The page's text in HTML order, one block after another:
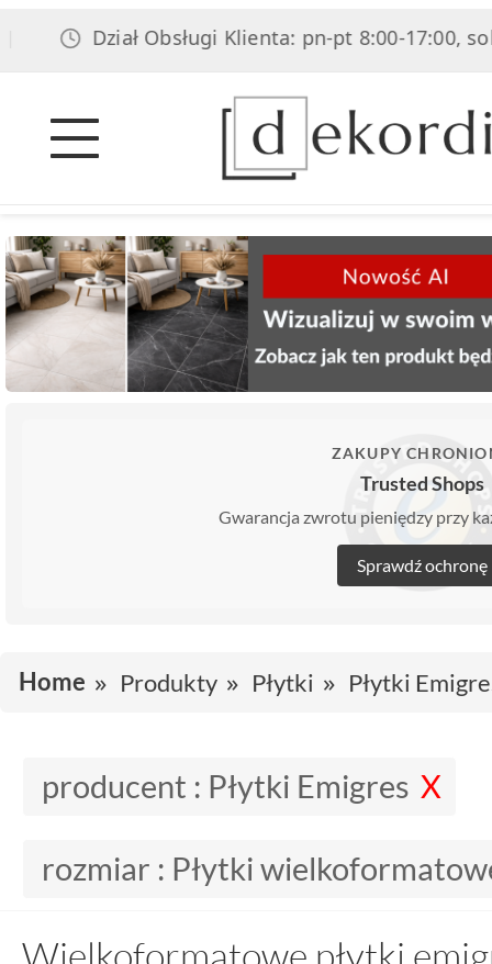
Dział Obsługi Klienta: pn-pt 8:00-17:00, sob 8:00-
ZAKUPY
Trusted Shops
Gwarancja zwrotu pieniędzy przy
Sprawdź ochronę
Home Produkty Płytki Płytki
producent : Płytki Emigres
rozmiar : Płytki